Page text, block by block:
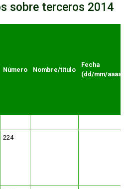
ACADÉMICAS/OS
sobre terceros 2014
Número Nombre/título
Fecha
(dd/mm/aaaa)
224